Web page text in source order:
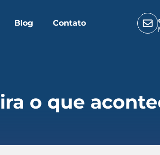
Blog Contato
o que